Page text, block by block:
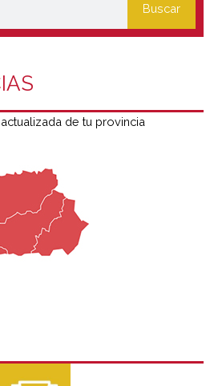
Buscar
de tu provincia